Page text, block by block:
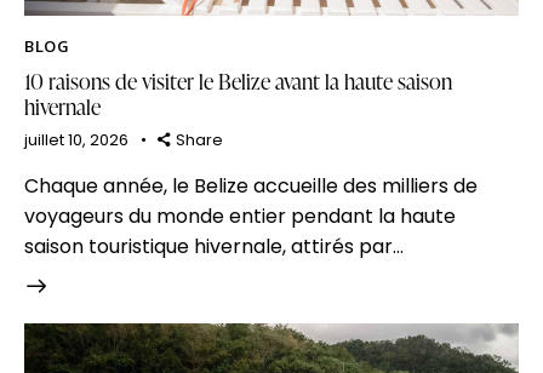
BLOG
10 raisons de visiter le Belize avant la haute saison
hivernale
juillet 10, 2026 Share
Chaque année, le Belize accueille des milliers de
voyageurs du monde entier pendant la haute
saison touristique hivernale, attirés par…